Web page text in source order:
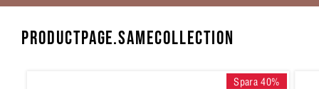
PRODUCTPAGE.SAMECOLLECTION
Spara 40%